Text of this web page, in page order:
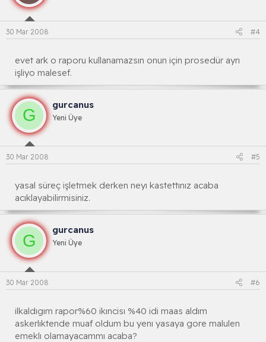
30 Mar 2008 #4
evet ark o raporu kullanamazsın onun için prosedür ayrı
işliyo malesef.
G
gurcanus
Yeni Üye
30 Mar 2008 #5
yasal süreç işletmek derken neyı kastettınız acaba
acıklayabilirmisiniz.
G
gurcanus
Yeni Üye
30 Mar 2008 #6
ilkaldıgım rapor%60 ikıncisı %40 idi maas aldım
askerlıktende muaf oldum bu yenı yasaya gore malulen
emeklı olamayacammı acaba?